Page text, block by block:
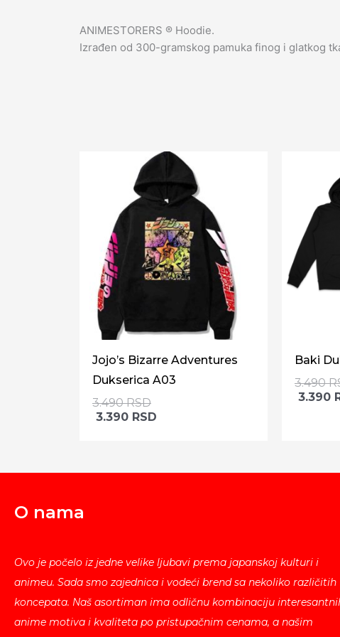
ANIMESTORERS ®️ Hoodie.
Izrađen od 300-gramskog pamuka finog i glatkog
Jojo’s Bizarre Adventures
Dukserica A03
3.490RSD
3.390 RSD
Baki
3.490
3.390
O nama
Ovo je počelo iz jedne velike ljubavi prema japanskoj kulturi i
animeu. Sada smo zajednica i vodeći brend sa nekoliko različitih
koncepata. Naš asortiman ima odličnu kombinaciju
anime motiva i kvaliteta po pristupačnim cenama, a našim